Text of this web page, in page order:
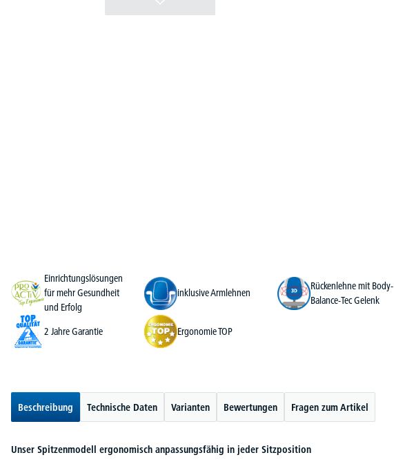
Einrichtungslösungen
für mehr Gesundheit
und Erfolg
inklusive Armlehnen
Rückenlehne mit Body-
Balance-Tec Gelenk
2 Jahre Garantie Ergonomie TOP
Beschreibung Technische Daten Varianten Bewertungen Fragen zum Artikel
Unser Spitzenmodell ergonomisch anpassungsfähig in jeder Sitzposition